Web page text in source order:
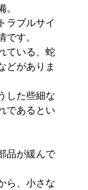
ラブルサイ
す。
ている、蛇
どがありま
した些細な
であるとい
品が緩んで
ら、小さな